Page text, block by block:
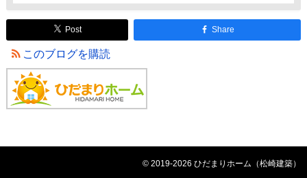
Post Share
このブログを購読
© 2019-2026 ひだまりホーム（松崎建築）